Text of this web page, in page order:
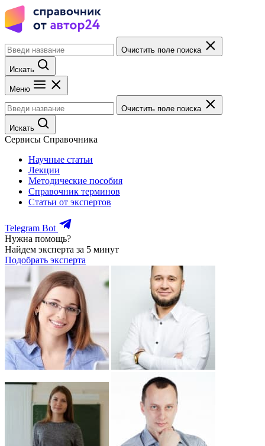
Очистить поле поиска
Искать
Меню
Очистить поле поиска
Искать
Сервисы Справочника
Научные статьи
Лекции
Методические пособия
Справочник терминов
Статьи от экспертов
Telegram Bot
Нужна помощь?
Найдем эксперта за 5 минут
Подобрать эксперта